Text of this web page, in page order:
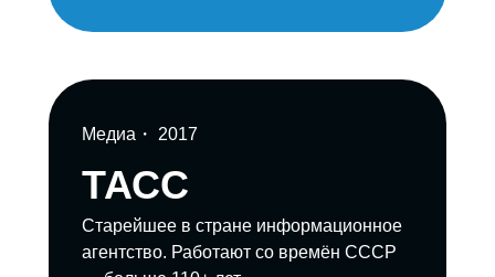
ТАСС
Медиа・ 2017
Старейшее в стране информационное
агентство. Работают со времён СССР